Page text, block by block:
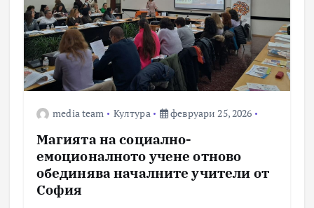
media team Култура февруари 25, 2026
Магията на социално-
емоционалното учене отново
обединява началните учители от
София